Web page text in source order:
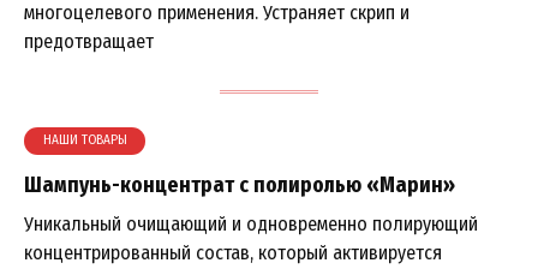
многоцелевого применения. Устраняет скрип и
предотвращает
НАШИ ТОВАРЫ
Шампунь-концентрат с полиролью «Марин»
Уникальный очищающий и одновременно полирующий
концентрированный состав, который активируется